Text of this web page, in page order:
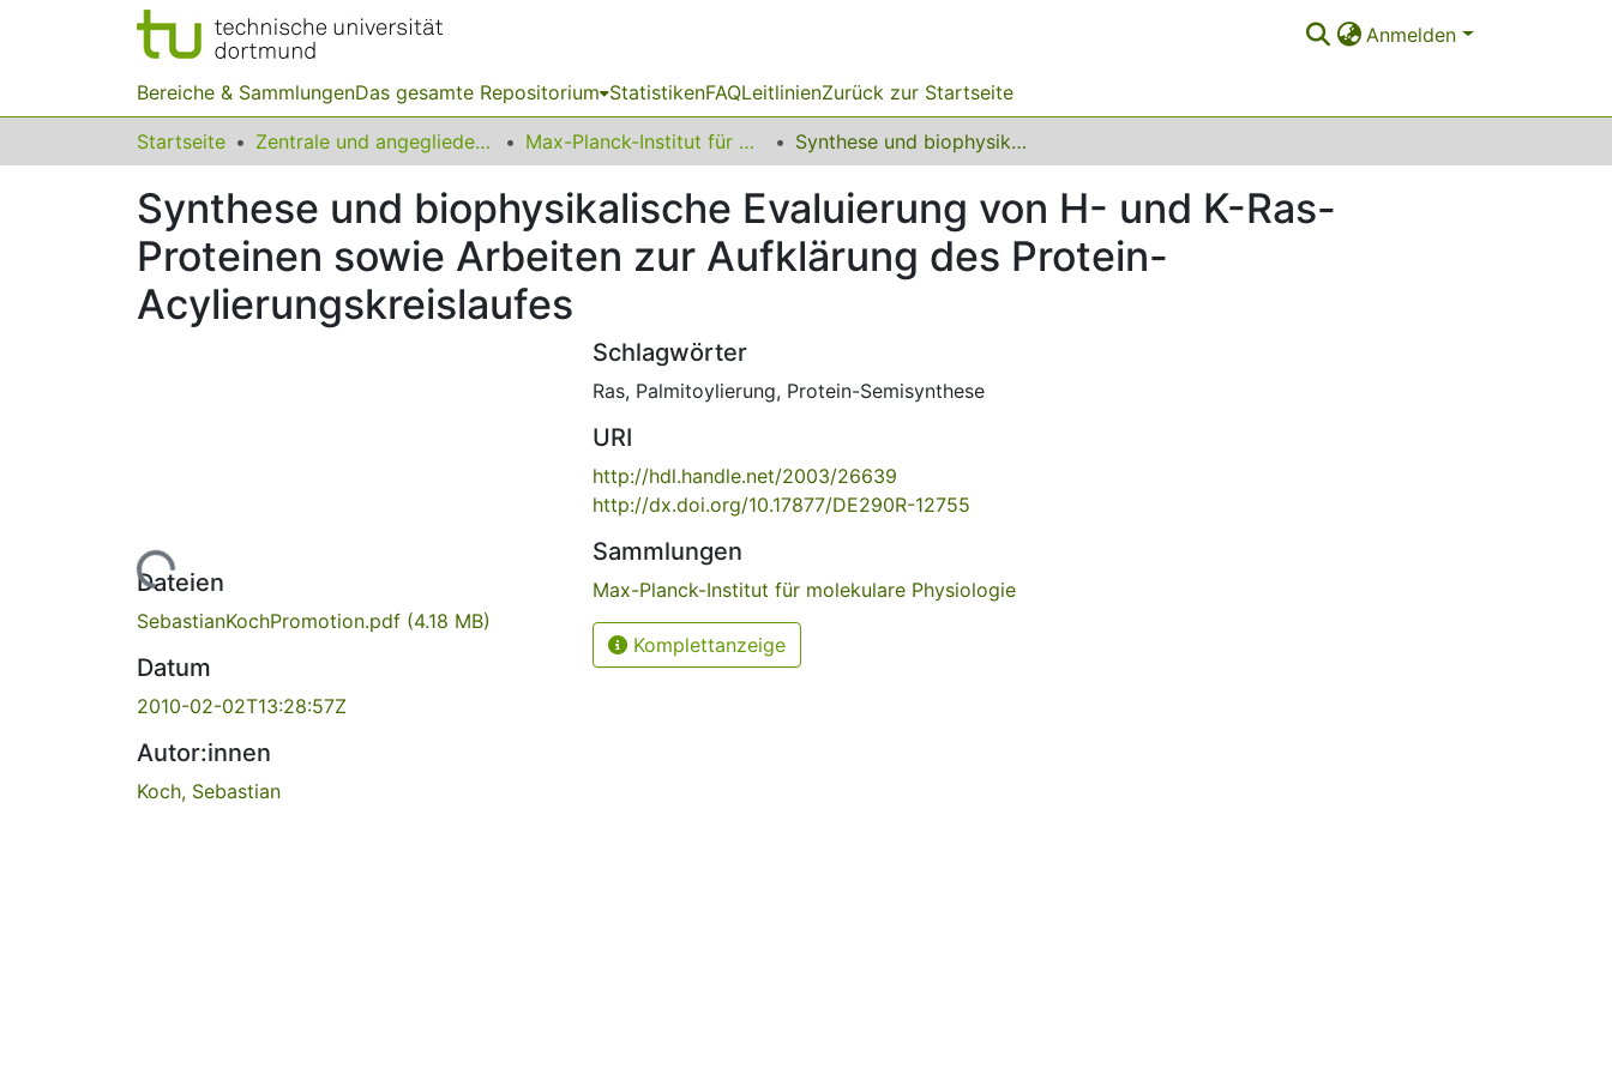
Anmelden
Bereiche & SammlungenDas gesamte Repositorium StatistikenFAQLeitlinienZurück zur Startseite
Startseite Zentrale und angegliederte Institute Max-Planck-Institut für molekulare Physiologie Synthese und biophysikalische Evaluierung von H- und K-Ras-Proteinen sowie Arbeiten zur Aufklärung des Protein-Acylierungskreislaufes
Synthese und biophysikalische Evaluierung von H- und K-Ras-
Proteinen sowie Arbeiten zur Aufklärung des Protein-
Acylierungskreislaufes
Lade...
Dateien
SebastianKochPromotion.pdf (4.18 MB)
Datum
2010-02-02T13:28:57Z
Autor:innen
Koch, Sebastian
Schlagwörter
Ras, Palmitoylierung, Protein-Semisynthese
URI
http://hdl.handle.net/2003/26639
http://dx.doi.org/10.17877/DE290R-12755
Sammlungen
Max-Planck-Institut für molekulare Physiologie
Komplettanzeige